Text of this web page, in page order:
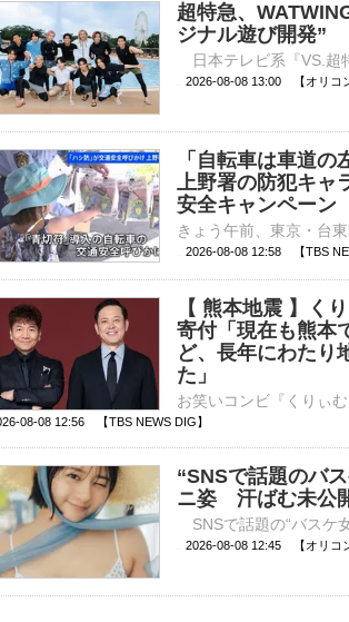
超特急、
ジナル遊び開発”
2026-08-08 13:00 【オリコ
「自転車は車道
上野署の防犯キャ
安全キャンペーン
2026-08-08 12:58 【TBS
【 熊本地震 】く
寄付「現在も熊本
ど、長年にわたり
た」
08-08 12:56 【TBS NEWS DIG】
“SNSで話題のバ
ニ姿 汗ばむ未公
2026-08-08 12:45 【オリコ